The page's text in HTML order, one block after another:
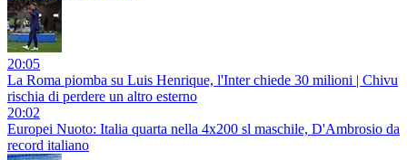
20:05
La Roma piomba su Luis Henrique, l'Inter chiede 30 milioni | Chivu
rischia di perdere un altro esterno
20:02
Europei Nuoto: Italia quarta nella 4x200 sl maschile, D'Ambrosio da
record italiano